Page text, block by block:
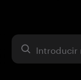
Activo